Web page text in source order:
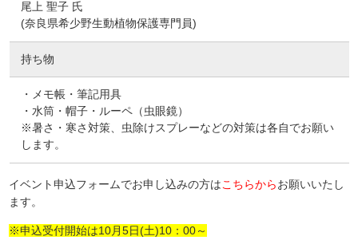
尾上 聖子 氏
(奈良県希少野生動植物保護専門員)
持ち物
・メモ帳・筆記用具
・水筒・帽子・ルーペ（虫眼鏡）
※暑さ・寒さ対策、虫除けスプレーなどの対策は各自でお願い
します。
イベント申込フォームでお申し込みの方はこちらからお願いいたし
ます。
※申込受付開始は10月5日(土)10：00～